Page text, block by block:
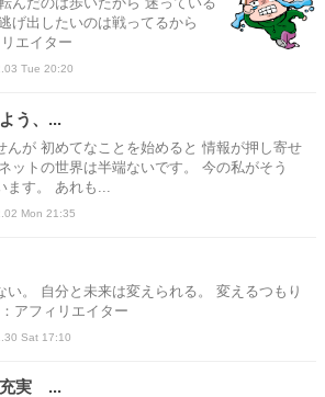
げ出したいのは戦ってるから
エイター
Tue 20:20
う、...
んが 初めてなことを始めると 情報が押し寄せ
ットの世界は半端ないです。 今の私がそう
ます。 あれも...
Mon 21:35
い。 自分と未来は変えられる。 変えるつもり
アフィリエイター
Sat 17:10
充実 ...